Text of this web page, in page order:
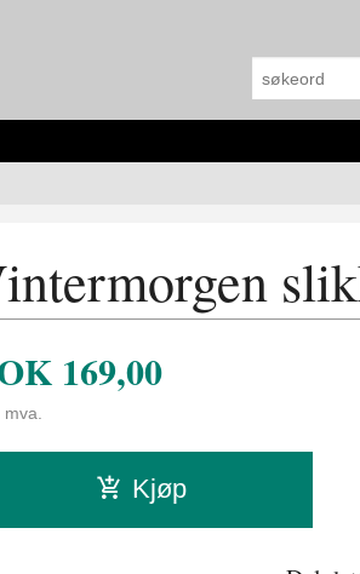
169,00
Kjøp